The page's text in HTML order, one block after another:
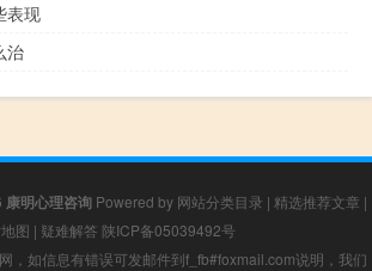
表现
治
康明心理咨询Powered by 网站分类目录 | 精选推荐文章 |
图 | 疑难解答 陕ICP备05039492号
，如信息有错误可发邮件到f_fb#foxmail.com说明，我们